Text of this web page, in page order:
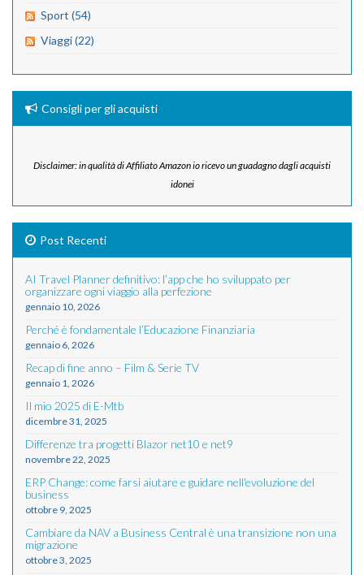
Sport (54)
Viaggi (22)
Consigli per gli acquisti
Disclaimer: in qualità di Affiliato Amazon io ricevo un guadagno dagli acquisti
idonei
Post Recenti
AI Travel Planner definitivo: l’app che ho sviluppato per
organizzare ogni viaggio alla perfezione
gennaio 10, 2026
Perché è fondamentale l’Educazione Finanziaria
gennaio 6, 2026
Recap di fine anno – Film & Serie TV
gennaio 1, 2026
Il mio 2025 di E-Mtb
dicembre 31, 2025
Differenze tra progetti Blazor net10 e net9
novembre 22, 2025
ERP Change: come farsi aiutare e guidare nell'evoluzione del
business
ottobre 9, 2025
Cambiare da NAV a Business Central è una transizione non una
migrazione
ottobre 3, 2025